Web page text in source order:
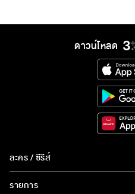
ดาวน์โหลด
ละคร / ซีรีส์
รายการ